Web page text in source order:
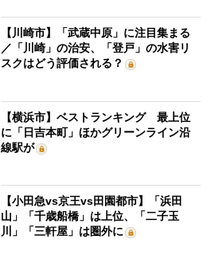
【川崎市】「武蔵中原」に注目集まる
／「川崎」の治安、「登戸」の水害リ
スクはどう評価される？
【横浜市】ベストランキング 最上位
に「日吉本町」ほかグリーンライン沿
線駅が
【小田急vs京王vs田園都市】「浜田
山」「千歳船橋」は上位、「二子玉
川」「三軒屋」は圏外に